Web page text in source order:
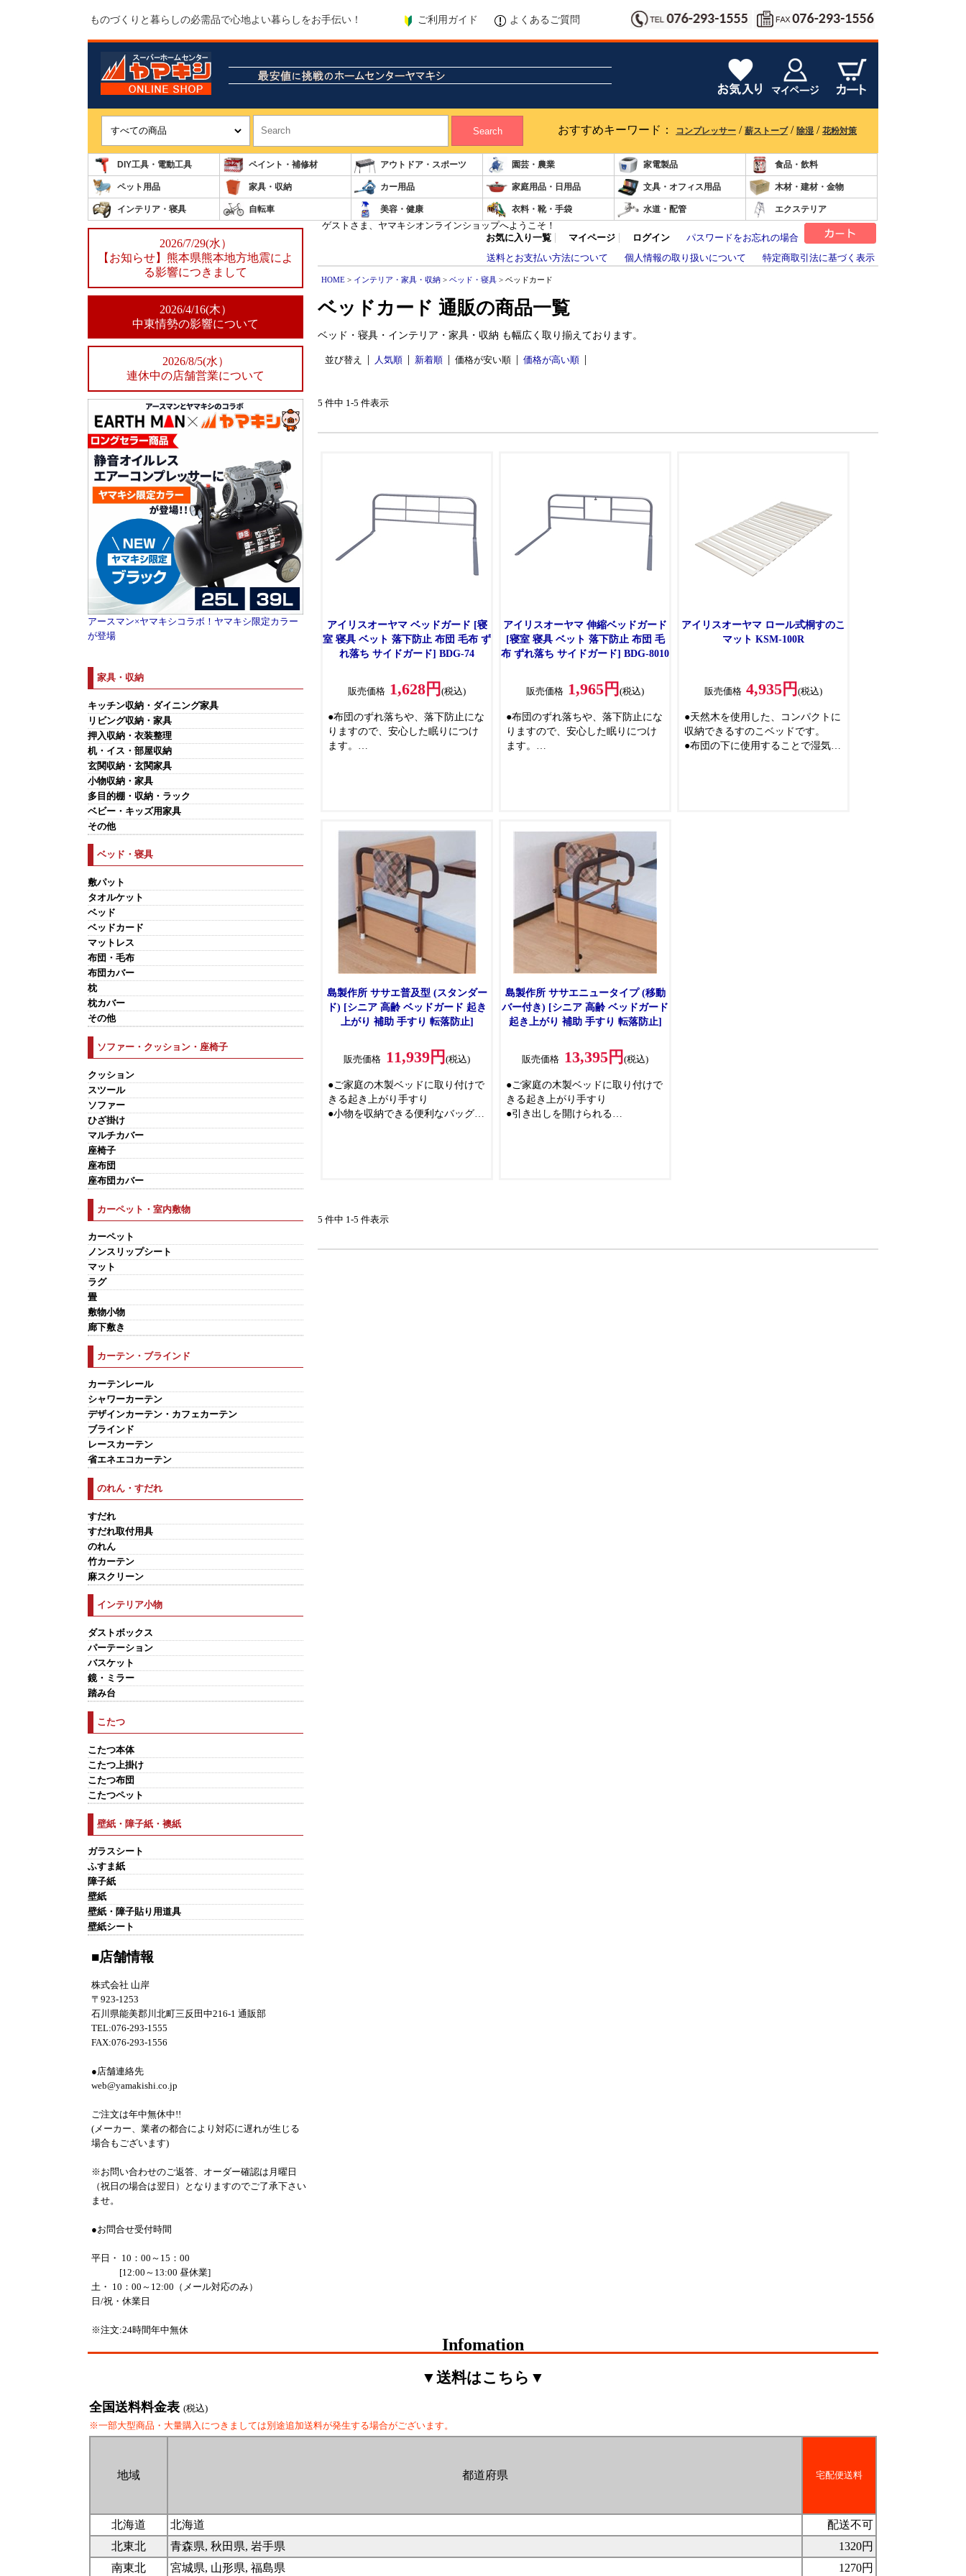
ものづくりと暮らしの必需品で心地よい暮らしをお手伝い！ ご利用ガイド よくあるご質問
Search おすすめキーワード： コンプレッサー / 薪ストーブ/ 除湿 / 花粉対策
DIY工具・電動工具 ペイント・補修材 アウトドア・スポーツ 園芸・農業 家電製品 食品・飲料
ペット用品 家具・収納 カー用品 家庭用品・日用品 文具・オフィス用品 木材・建材・金物
インテリア・寝具 自転車 美容・健康 衣料・靴・手袋 水道・配管 エクステリア
2026/7/29(水）
【お知らせ】熊本県熊本地方地震によ
る影響につきまして
2026/4/16(木）
中東情勢の影響について
2026/8/5(水）
連休中の店舗営業について
アースマン×ヤマキシコラボ！ヤマキシ限定カラー
が登場
家具・収納
キッチン収納・ダイニング家具
リビング収納・家具
押入収納・衣装整理
机・イス・部屋収納
玄関収納・玄関家具
小物収納・家具
多目的棚・収納・ラック
ベビー・キッズ用家具
その他
ベッド・寝具
敷パット
タオルケット
ベッド
ベッドカード
マットレス
布団・毛布
布団カバー
枕
枕カバー
その他
ソファー・クッション・座椅子
クッション
スツール
ソファー
ひざ掛け
マルチカバー
座椅子
座布団
座布団カバー
カーペット・室内敷物
カーペット
ノンスリップシート
マット
ラグ
畳
敷物小物
廊下敷き
カーテン・ブラインド
カーテンレール
シャワーカーテン
デザインカーテン・カフェカーテン
ブラインド
レースカーテン
省エネエコカーテン
のれん・すだれ
すだれ
すだれ取付用具
のれん
竹カーテン
麻スクリーン
インテリア小物
ダストボックス
パーテーション
バスケット
鏡・ミラー
踏み台
こたつ
こたつ本体
こたつ上掛け
こたつ布団
こたつペット
壁紙・障子紙・襖紙
ガラスシート
ふすま紙
障子紙
壁紙
壁紙・障子貼り用道具
壁紙シート
■店舗情報
株式会社 山岸
〒923-1253
石川県能美郡川北町三反田中216-1 通販部
TEL:076-293-1555
FAX:076-293-1556
●店舗連絡先
web@yamakishi.co.jp
ご注文は年中無休中!!
(メーカー、業者の都合により対応に遅れが生じる
場合もございます)
※お問い合わせのご返答、オーダー確認は月曜日
（祝日の場合は翌日）となりますのでご了承下さい
ませ。
●お問合せ受付時間
平日・ 10：00～15：00
[12:00～13:00 昼休業]
土・ 10：00～12:00（メール対応のみ）
日/祝・休業日
※注文:24時間年中無休
ゲストさま、ヤマキシオンラインショップへようこそ！
お気に入り一覧
マイページ ログイン
パスワードをお忘れの場合
送料とお支払い方法について
個人情報の取り扱いについて 特定商取引法に基づく表示
HOME > インテリア・家具・収納 > ベッド・寝具 > ベッドカード
ベッドカード 通販の商品一覧
ベッド・寝具・インテリア・家具・収納 も幅広く取り揃えております。
並び替え 人気順 新着順 価格が安い順 価格が高い順
5 件中 1-5 件表示
アイリスオーヤマ ベッドガード [寝
室 寝具 ベット 落下防止 布団 毛布 ず
れ落ち サイドガード] BDG-74
販売価格 1,628円(税込)
●布団のずれ落ちや、落下防止にな
りますので、安心した眠りにつけ
ます。
しておくことができます。
※ベッドのフレームとマットレス
が一体となっているタイプには使
えません。
アイリスオーヤマ 伸縮ベッドガード
[寝室 寝具 ベット 落下防止 布団 毛
布 ずれ落ち サイドガード] BDG-8010
販売価格 1,965円(税込)
●布団のずれ落ちや、落下防止にな
りますので、安心した眠りにつけ
ます。
す。
●差込部分は折りたためますので、
不要な時は狭いスペースでも収納
しておくことができます。
※ベッドのフレームとマットレス
が一体となっているタイプには使
えません。
アイリスオーヤマ ロール式桐すのこ
マット KSM-100R
販売価格 4,935円(税込)
●天然木を使用した、コンパクトに
収納できるすのこベッドです。
●布団の下に使用することで湿気を
島製作所 ササエ普及型 (スタンダー
ド) [シニア 高齢 ベッドガード 起き
上がり 補助 手すり 転落防止]
販売価格 11,939円 (税込)
●ご家庭の木製ベッドに取り付けで
きる起き上がり手すり
●小物を収納できる便利なバッグ
島製作所 ササエニュータイプ (移動
バー付き) [シニア 高齢 ベッドガード
起き上がり 補助 手すり 転落防止]
販売価格 13,395円 (税込)
●ご家庭の木製ベッドに取り付けで
きる起き上がり手すり
●引き出しを開けられる
5 件中 1-5 件表示
Infomation
▼送料はこちら▼
全国送料料金表 (税込)
※一部大型商品・大量購入につきましては別途追加送料が発生する場合がございます。
地域 都道府県 宅配便送料
北海道 北海道
配送不可
北東北
青森県, 秋田県, 岩手県
1320円
南東北
宮城県, 山形県, 福島県 1270円